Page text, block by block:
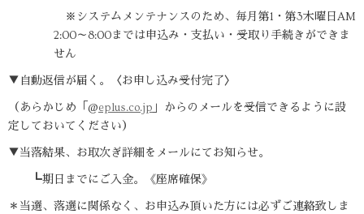
※システムメンテナンスのため、毎月第1・第3木曜日AM
2:00～8:00までは申込み・支払い・受取り手続きができま
せん
▼自動返信が届く。〈お申し込み受付完了〉
（あらかじめ「@eplus.co.jp 」からのメールを受信できるように設
定しておいてください）
▼当落結果、お取次ぎ詳細をメールにてお知らせ。
┗期日までにご入金。《座席確保》
＊当選、落選に関係なく、お申込み頂いた方には必ずご連絡致しま